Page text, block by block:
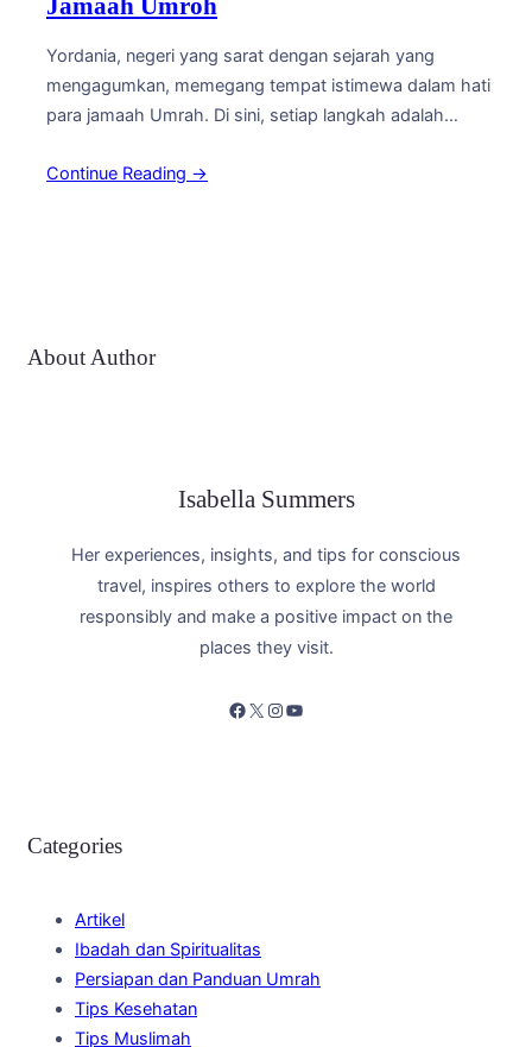
Jamaah Umroh
Yordania, negeri yang sarat dengan sejarah yang
mengagumkan, memegang tempat istimewa dalam hati
para jamaah Umrah. Di sini, setiap langkah adalah
menyelami makna yang mendalam dari agama Islam.
Continue Reading →
About Author
Isabella Summers
Her experiences, insights, and tips for conscious
travel, inspires others to explore the world
responsibly and make a positive impact on the
places they visit.
Facebook X Instagram YouTube
Categories
Artikel
Ibadah dan Spiritualitas
Persiapan dan Panduan Umrah
Tips Kesehatan
Tips Muslimah